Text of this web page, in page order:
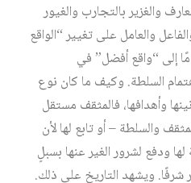
والغزير بالتجارب والغيور
والعامل على تغيير “الواقع
إلى “واقع أفضل” في
السلطة. وكيف ما كان نوع
وأهدافها، فالمثقف مستقل
والسلطة – أو تابع لها لأن
ودفع لشرور الغير عنها بسبلٍ
شرفًا. ويشهد التاريخ على ذلك.